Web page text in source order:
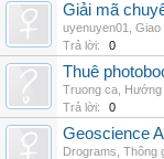
Giải mã
uyenuyen01
Giao
Trả lời:
0
Thuê
Truong ca Hướng
Trả lời:
0
Geoscience
Drograms Thông